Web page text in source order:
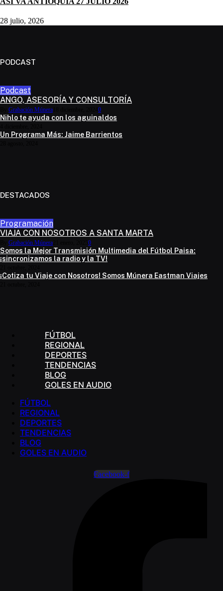
28 julio, 2026
PODCAST
Podcast
ANGO, ASESORÍA Y CONSULTORÍA
Grabación Múnera 0
Nihlo te ayuda con los aguinaldos
Un Programa Más: Jaime Barrientos
DESTACADOS
Programación
VIAJA CON NOSOTROS A SANTA MARTA
Grabación Múnera 0
Somos la Mejor Transmisión Multimedia del Fútbol Paisa:
¡sincronizamos la radio y la TV!
¡Cotiza tu Viaje con Nosotros! Somos Múnera Eastman Viajes
FÚTBOL
REGIONAL
DEPORTES
TENDENCIAS
BLOG
GOLES EN AUDIO
FÚTBOL
REGIONAL
DEPORTES
TENDENCIAS
BLOG
GOLES EN AUDIO
Facebook-f